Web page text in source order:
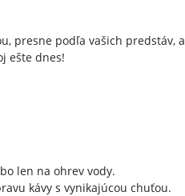
presne podľa vašich predstáv, a
ešte dnes!
len na ohrev vody.
kávy s vynikajúcou chuťou.